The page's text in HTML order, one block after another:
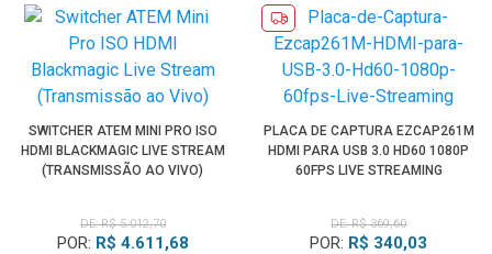
SWITCHER ATEM MINI PRO ISO
HDMI BLACKMAGIC LIVE STREAM
(TRANSMISSÃO AO VIVO)
DE: R$ 5.012,70
POR: R$ 4.611,68
PLACA DE CAPTURA EZCAP261M
HDMI PARA USB 3.0 HD60 1080P
60FPS LIVE STREAMING
DE: R$ 369,60
POR: R$ 340,03